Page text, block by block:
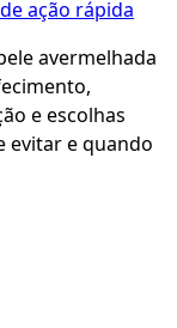
ação rápida
avermelhada
e escolhas
evitar e quando